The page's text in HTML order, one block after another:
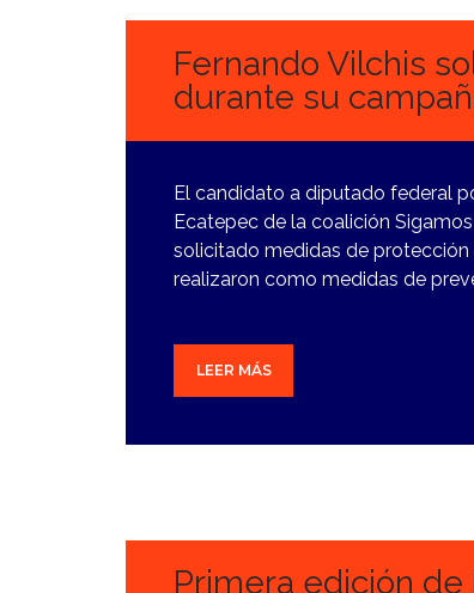
Fernando Vilchis
durante su
El candidato a diputado federal
Ecatepec de la coalición
solicitado medidas de protección
realizaron como medidas de
LEER MÁS
Primera edición de